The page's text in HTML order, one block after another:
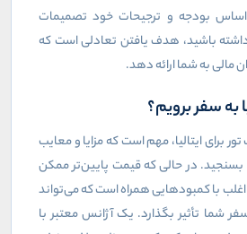
بودجه و ترجیحات خود تصمیمات
داشته باشید، هدف یافتن تعادلی است که
مالی به شما ارائه دهد.
به سفر برویم؟
برای ایتالیا، مهم است که مزایا و معایب
بسنجید. در حالی که قیمت پایین‌تر ممکن
با کمبود‌هایی همراه است که می‌تواند
شما تأثیر بگذارد. یک آژانس معتبر با